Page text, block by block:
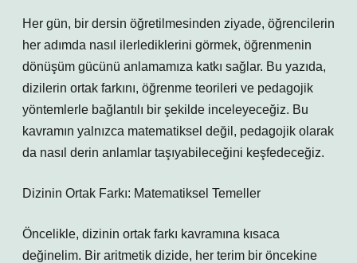
Her gün, bir dersin öğretilmesinden ziyade, öğrencilerin
her adımda nasıl ilerlediklerini görmek, öğrenmenin
dönüşüm gücünü anlamamıza katkı sağlar. Bu yazıda,
dizilerin ortak farkını, öğrenme teorileri ve pedagojik
yöntemlerle bağlantılı bir şekilde inceleyeceğiz. Bu
kavramın yalnızca matematiksel değil, pedagojik olarak
da nasıl derin anlamlar taşıyabileceğini keşfedeceğiz.
Dizinin Ortak Farkı: Matematiksel Temeller
Öncelikle, dizinin ortak farkı kavramına kısaca
değinelim. Bir aritmetik dizide, her terim bir öncekine